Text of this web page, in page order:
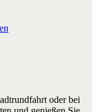
oder bei